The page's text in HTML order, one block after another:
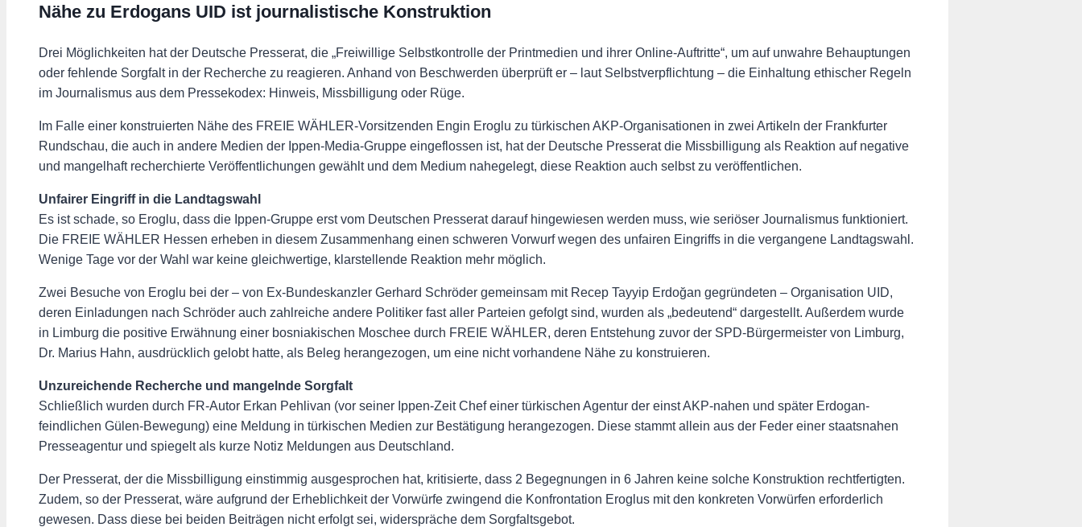
Nähe zu Erdogans UID ist journalistische Konstruktion
Drei Möglichkeiten hat der Deutsche Presserat, die „Freiwillige Selbstkontrolle der Printmedien und ihrer Online-Auftritte“, um auf unwahre Behauptungen
oder fehlende Sorgfalt in der Recherche zu reagieren. Anhand von Beschwerden überprüft er – laut Selbstverpflichtung – die Einhaltung ethischer Regeln
im Journalismus aus dem Pressekodex: Hinweis, Missbilligung oder Rüge.
Im Falle einer konstruierten Nähe des FREIE WÄHLER-Vorsitzenden Engin Eroglu zu türkischen AKP-Organisationen in zwei Artikeln der Frankfurter
Rundschau, die auch in andere Medien der Ippen-Media-Gruppe eingeflossen ist, hat der Deutsche Presserat die Missbilligung als Reaktion auf negative
und mangelhaft recherchierte Veröffentlichungen gewählt und dem Medium nahegelegt, diese Reaktion auch selbst zu veröffentlichen.
Unfairer Eingriff in die Landtagswahl
Es ist schade, so Eroglu, dass die Ippen-Gruppe erst vom Deutschen Presserat darauf hingewiesen werden muss, wie seriöser Journalismus funktioniert.
Die FREIE WÄHLER Hessen erheben in diesem Zusammenhang einen schweren Vorwurf wegen des unfairen Eingriffs in die vergangene Landtagswahl.
Wenige Tage vor der Wahl war keine gleichwertige, klarstellende Reaktion mehr möglich.
Zwei Besuche von Eroglu bei der – von Ex-Bundeskanzler Gerhard Schröder gemeinsam mit Recep Tayyip Erdoğan gegründeten – Organisation UID,
deren Einladungen nach Schröder auch zahlreiche andere Politiker fast aller Parteien gefolgt sind, wurden als „bedeutend“ dargestellt. Außerdem wurde
in Limburg die positive Erwähnung einer bosniakischen Moschee durch FREIE WÄHLER, deren Entstehung zuvor der SPD-Bürgermeister von Limburg,
Dr. Marius Hahn, ausdrücklich gelobt hatte, als Beleg herangezogen, um eine nicht vorhandene Nähe zu konstruieren.
Unzureichende Recherche und mangelnde Sorgfalt
Schließlich wurden durch FR-Autor Erkan Pehlivan (vor seiner Ippen-Zeit Chef einer türkischen Agentur der einst AKP-nahen und später Erdogan-
feindlichen Gülen-Bewegung) eine Meldung in türkischen Medien zur Bestätigung herangezogen. Diese stammt allein aus der Feder einer staatsnahen
Presseagentur und spiegelt als kurze Notiz Meldungen aus Deutschland.
Der Presserat, der die Missbilligung einstimmig ausgesprochen hat, kritisierte, dass 2 Begegnungen in 6 Jahren keine solche Konstruktion rechtfertigten.
Zudem, so der Presserat, wäre aufgrund der Erheblichkeit der Vorwürfe zwingend die Konfrontation Eroglus mit den konkreten Vorwürfen erforderlich
gewesen. Dass diese bei beiden Beiträgen nicht erfolgt sei, widerspräche dem Sorgfaltsgebot.